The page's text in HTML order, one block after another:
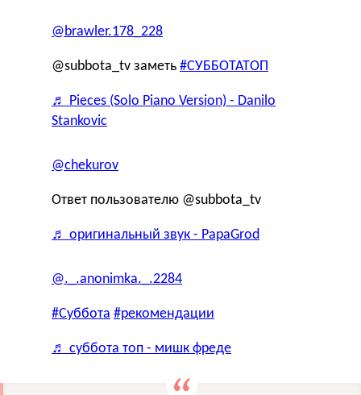
@brawler.178_228
@subbota_tv заметь #СУББОТАТОП
♬ Pieces (Solo Piano Version) - Danilo
Stankovic
@chekurov
Ответ пользователю @subbota_tv
♬ оригинальный звук - PapaGrod
@._.anonimka._.2284
#Суббота #рекомендации
♬ суббота топ - мишк фреде